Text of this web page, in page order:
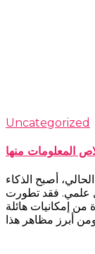
Uncategorized
المعلومات منها
أصبح الذكاء
علمي. فقد تطورت
من إمكانيات هائلة
أبرز مظاهر هذا